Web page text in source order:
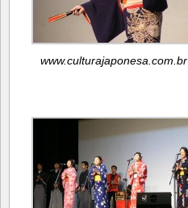
www.culturajaponesa.com.br